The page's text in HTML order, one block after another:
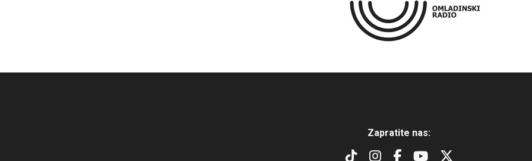
Zapratite nas: